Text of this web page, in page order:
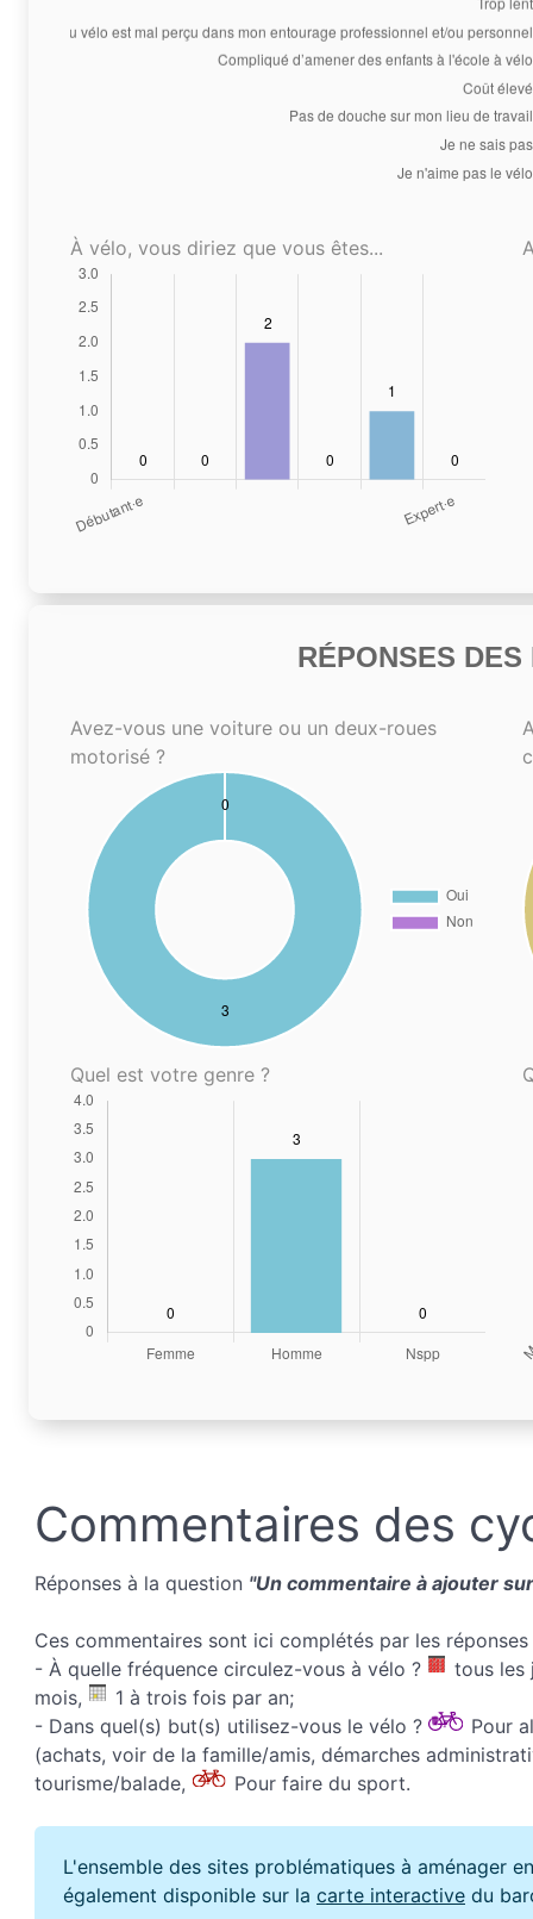
À vélo, vous diriez que vous êtes...
RÉPONSES
Avez-vous une voiture ou un deux-roues
motorisé ?
Quel est votre genre ?
Commentaires des
Réponses à la question "Un commentaire à ajouter
Ces commentaires sont ici complétés par les
- À quelle fréquence circulez-vous à vélo ?
tous les
mois,
1 à trois fois par an;
- Dans quel(s) but(s) utilisez-vous le vélo ?
Pour
(achats, voir de la famille/amis, démarches
tourisme/balade,
Pour faire du sport.
L'ensemble des sites problématiques à aménager
également disponible sur la carte interactive du